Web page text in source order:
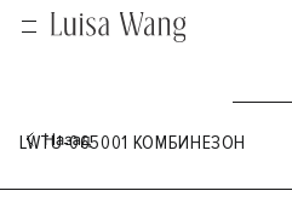
LWTU-065001 КОМБИНЕЗОН